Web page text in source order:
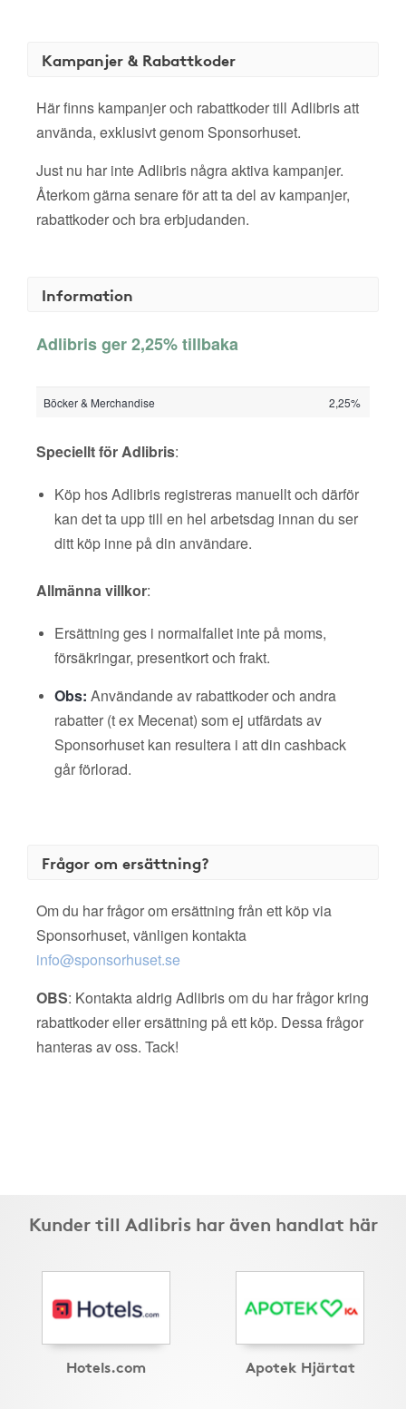
Kampanjer & Rabattkoder
Här finns kampanjer och rabattkoder till Adlibris att
använda, exklusivt genom Sponsorhuset.
Just nu har inte Adlibris några aktiva kampanjer.
Återkom gärna senare för att ta del av kampanjer,
rabattkoder och bra erbjudanden.
Information
Adlibris ger 2,25% tillbaka
Böcker & Merchandise 2,25%
Speciellt för Adlibris:
Köp hos Adlibris registreras manuellt och därför
kan det ta upp till en hel arbetsdag innan du ser
ditt köp inne på din användare.
Allmänna villkor:
Ersättning ges i normalfallet inte på moms,
försäkringar, presentkort och frakt.
Obs: Användande av rabattkoder och andra
rabatter (t ex Mecenat) som ej utfärdats av
Sponsorhuset kan resultera i att din cashback
går förlorad.
Frågor om ersättning?
Om du har frågor om ersättning från ett köp via
Sponsorhuset, vänligen kontakta
info@sponsorhuset.se
OBS: Kontakta aldrig Adlibris om du har frågor kring
rabattkoder eller ersättning på ett köp. Dessa frågor
hanteras av oss. Tack!
Kunder till Adlibris har även handlat här
Hotels.com Apotek Hjärtat